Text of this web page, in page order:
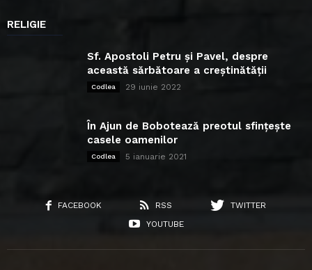
RELIGIE
Sf. Apostoli Petru și Pavel, despre
această sărbătoare a creștinătății
Codlea 29 iunie 2022
În Ajun de Bobotează preotul sfințește
casele oamenilor
Codlea 5 ianuarie 2021
FACEBOOK RSS
TWITTER
YOUTUBE